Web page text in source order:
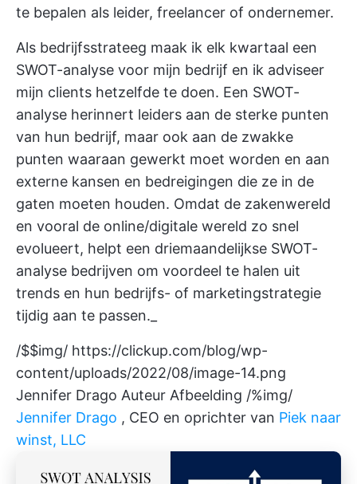
te bepalen als leider, freelancer of ondernemer.
Als bedrijfsstrateeg maak ik elk kwartaal een
SWOT-analyse voor mijn bedrijf en ik adviseer
mijn clients hetzelfde te doen. Een SWOT-
analyse herinnert leiders aan de sterke punten
van hun bedrijf, maar ook aan de zwakke
punten waaraan gewerkt moet worden en aan
externe kansen en bedreigingen die ze in de
gaten moeten houden. Omdat de zakenwereld
en vooral de online/digitale wereld zo snel
evolueert, helpt een driemaandelijkse SWOT-
analyse bedrijven om voordeel te halen uit
trends en hun bedrijfs- of marketingstrategie
tijdig aan te passen._
/$$img/ https://clickup.com/blog/wp-
content/uploads/2022/08/image-14.png
Jennifer Drago Auteur Afbeelding /%img/
Jennifer Drago , CEO en oprichter van Piek naar
winst, LLC